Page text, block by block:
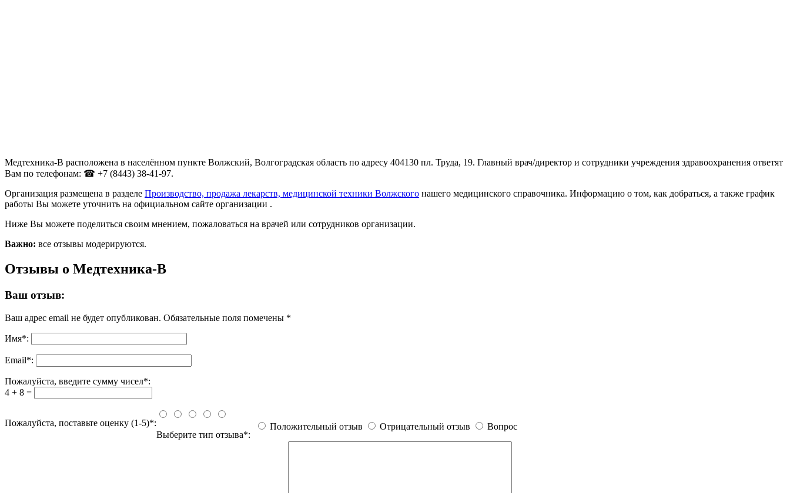
Медтехника-В расположена в населённом пункте Волжский, Волгоградская область по адресу 404130 пл. Труда, 19. Главный врач/директор и сотрудники учреждения здравоохранения ответят
Вам по телефонам: ☎ +7 (8443) 38-41-97.
Организация размещена в разделе Производство, продажа лекарств, медицинской техники Волжского нашего медицинского справочника. Информацию о том, как добраться, а также график
работы Вы можете уточнить на официальном сайте организации .
Ниже Вы можете поделиться своим мнением, пожаловаться на врачей или сотрудников организации.
Важно: все отзывы модерируются.
Отзывы о Медтехника-В
Ваш отзыв:
Ваш адрес email не будет опубликован. Обязательные поля помечены *
Имя*:
Email*:
Пожалуйста, введите сумму чисел*:
4 + 8 =
Пожалуйста, поставьте оценку (1-5)*:
Выберите тип отзыва*:
Положительный отзыв Отрицательный отзыв Вопрос